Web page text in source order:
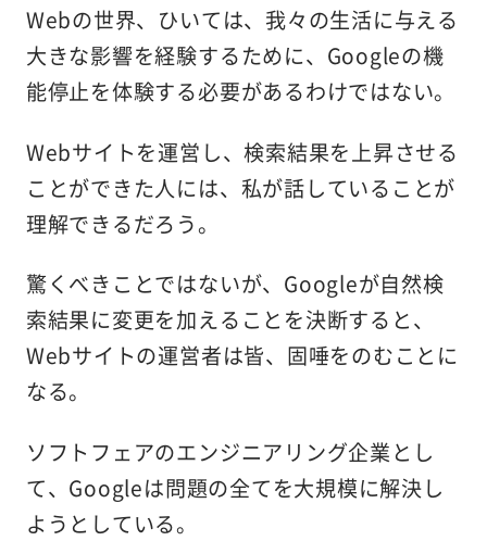
Webの世界、ひいては、我々の生活に与える
大きな影響を経験するために、Googleの機
能停止を体験する必要があるわけではない。
Webサイトを運営し、検索結果を上昇させる
ことができた人には、私が話していることが
理解できるだろう。
驚くべきことではないが、Googleが自然検
索結果に変更を加えることを決断すると、
Webサイトの運営者は皆、固唾をのむことに
なる。
ソフトフェアのエンジニアリング企業とし
て、Googleは問題の全てを大規模に解決し
ようとしている。